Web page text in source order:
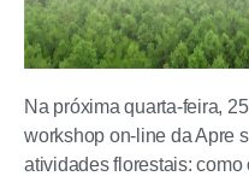
Na próxima quarta-feira,
workshop on-line da Apre
atividades florestais: